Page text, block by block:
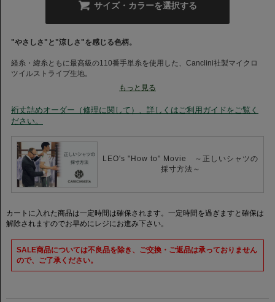
サイズ・カラーを選択する
"やさしさ"と"涼しさ"を感じる色柄。
経糸・緯糸ともに最高級の110番手単糸を使用した、Canclini社製マイクロ
ツイルストライプ生地。
双糸換算では220番手双糸に相当する超長綿を採用し、しなやかな風合いと
上品な光沢、シルクのようになめらかな肌触りを実現しました。
爽やかなライトブルーをベースにしたランダムストライプは、繊細さの中に
も力強さを感じさせるデザイン。
清潔感と知的な印象を演出し、ビジネスシーンでは信頼感のある着こなしを
叶えます。
チャコールグレーやダークネイビーのスーツとの相性は抜群。ネクタイは同
系色のソリッドタイや控えめな小紋柄を合わせることで、品格のあるコーデ
ィネートに仕上がります。休日にはホワイトスラックスやライトカラーのデ
ニムと合わせることで、軽快でリラックス感のあるスタイリングもお楽しみ
【Canclini社】
1925年創業のCanclini（カンクリーニ）社は、イタリア・コモ地方を代表す
る名門シャツ地メーカーです。
世界中の高級シャツブランドやラグジュアリーメゾンから高い評価を受ける
同社は、卓越した素材開発力と美しい発色、上質な風合いで知られていま
す。長年にわたり培われた技術と伝統から生み出される生地は、世界のシャ
もっと見る
裄丈詰めオーダー（修理に関して）、詳しくはご利用ガイドをご覧く
ださい。
LEO's "How to" Movie ～正しいシャツの
採寸方法～
カートに入れた商品は一定時間は確保されます。一定時間を過ぎますと確保は
解除されますのでお早めにレジにお進み下さい。
SALE商品については不良品を除き、ご交換・ご返品は承っておりません
ので、ご了承ください。